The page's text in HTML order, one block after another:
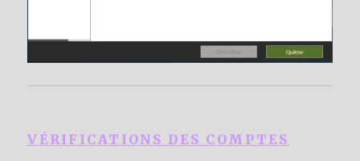
VÉRIFICATIONS DES COMPTES